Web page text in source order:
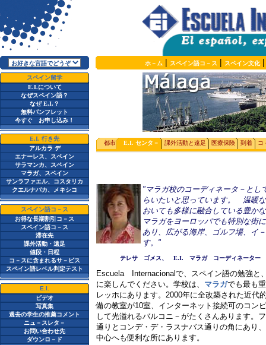
ホ－ム | スペイン語コ－ス | スペイン文化
スペイン留学
E.I.について
なぜスペイン語？
なぜE.I. ？
無料パンフレット
今すぐ お申し込み！
E.I. 行き先
アルカラ デ
エナーレス、スペイン
サラマンカ、スペイン
マラガ、スペイン
サンラファエル、コスタリカ
クエルナバカ、メキシコ
スペイン語コ－ス
お得な長期割引コ－ス
スペイン語コ－ス
滞在先
課外活動・遠足
値段・日程
コ－スに含まれるサ－ビス
スペイン語レベル判定テスト
E.I.
ビデオ
写真集
過去の学生の推薦コメント
ニュ－スレタ－
お問い合わせ先
ダウンロ－ド
都市 E.I. センタ－ 課外活動と遠足 医療保険 到着 コ
"マラガ校のコーディネータ－と
らいたいと思っています。 温暖
おいても多様に融合している豊か
マラガをヨーロッパでも特別な街
あり、広がる海岸、ゴルフ場、イ
す。 "
テレサ ゴメス、 E.I. マラガ コーディネーター
Escuela Internacionalで、スペイン語の勉強と
に楽しんでください。学校は、 マラガでも最も
レッホにあります。 2000年に全改築された近代
備の教室が10室、インターネット接続可のコン
して光溢れるバルコニ－がたくさんあります。
通りとコンデ・デ・ラスナバス通りの角にあり
中心へも便利な所にあります。